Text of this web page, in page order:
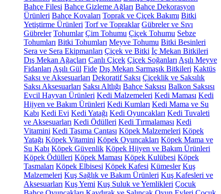
Bahçe Filesi Bahçe Gizleme Ağları Bahçe Dekorasyon
Ürünleri Bahçe Kovaları Toprak ve Çiçek Bakımı Bitki
Yetiştirme Ürünleri Torf ve Topraklar Gübreler ve Sıvı
Gübreler Tohumlar Çim Tohumu Çiçek Tohumu Sebze
Tohumları Bitki Tohumları Meyve Tohumu Bitki Besinleri
Sera ve Sera Ekipmanları Çiçek ve Bitki İç Mekan Bitkileri
Dış Mekan Ağaçları Canlı Çiçek Çiçek Soğanları Aşılı Meyve
Fidanları Aşılı Gül Fide Dış Mekan Sarmaşık Bitkileri Kaktüs
Saksı ve Aksesuarları Dekoratif Saksı Çiçeklik ve Saksılık
Saksı Aksesuarları Saksı Altlığı Bahçe Saksısı Balkon Saksısı
Evcil Hayvan Ürünleri Kedi Malzemeleri Kedi Maması Kedi
Hijyen ve Bakım Ürünleri Kedi Kumları Kedi Mama ve Su
Kabı Kedi Evi Kedi Yatağı Kedi Oyuncakları Kedi Tuvaleti
ve Aksesuarları Kedi Ödülleri Kedi Tırmalaması Kedi
Vitamini Kedi Taşıma Çantası Köpek Malzemeleri Köpek
Yatağı Köpek Vitamini Köpek Oyuncakları Köpek Mama ve
Su Kabı Köpek Güvenlik Köpek Hijyen ve Bakım Ürünleri
Köpek Ödülleri Köpek Maması Köpek Kulübesi Köpek
Tasmaları Köpek Elbisesi Köpek Kafesi Kümesler Kuş
Malzemeleri Kuş Sağlık ve Bakım Ürünleri Kuş Kafesleri ve
Aksesuarları Kuş Yemi Kuş Suluk ve Yemlikleri Çocuk